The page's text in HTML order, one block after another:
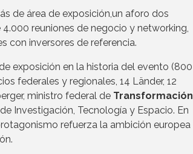
de área de exposición,un aforo dos
reuniones de negocio y networking,
con inversores de referencia.
exposición en la historia del evento (800
federales y regionales, 14 Länder, 12
ministro federal de Transformación
Investigación, Tecnología y Espacio. En
refuerza la ambición europea